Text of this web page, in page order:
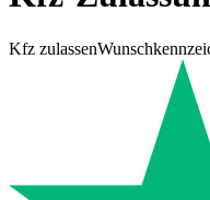
Kfz zulassen